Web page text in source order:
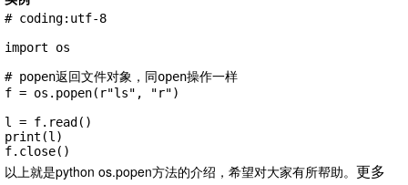
# coding:utf-8
import os
# popen返回文件对象，同open操作一样
f = os.popen(r"ls", "r")
l = f.read()
print(l)
f.close()
以上就是python os.popen方法的介绍，希望对大家有所帮助。 更多